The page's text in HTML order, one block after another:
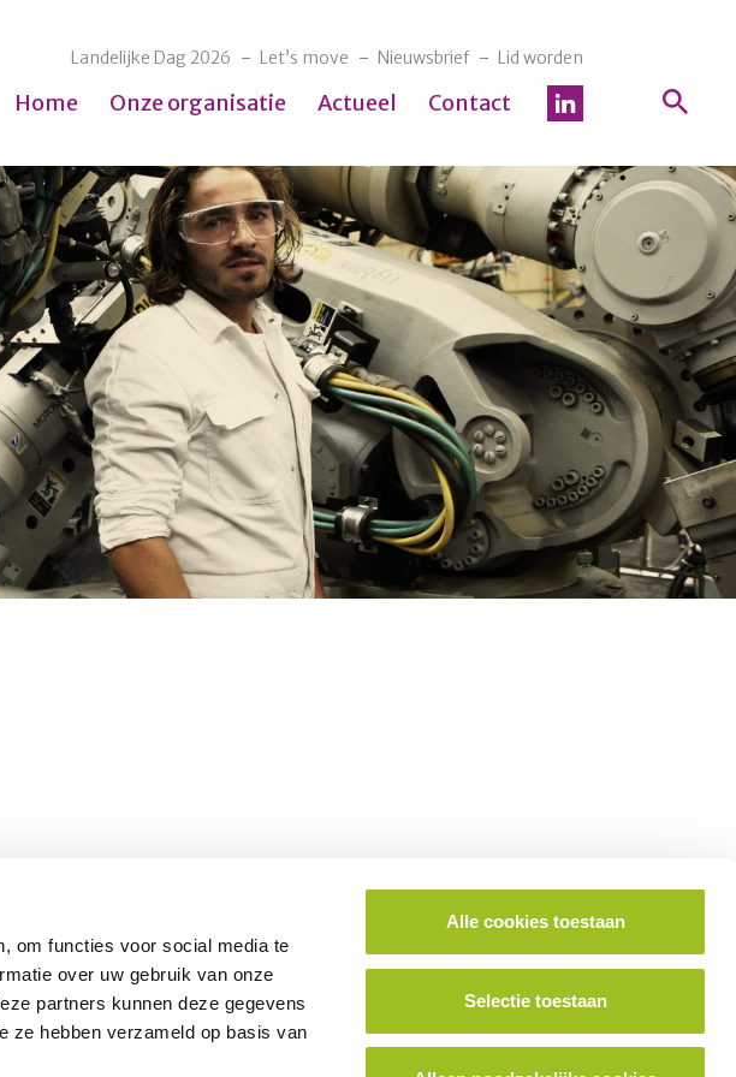
om functies voor social media te
over uw gebruik van onze
partners kunnen deze gegevens
ze hebben verzameld op basis van
Alle cookies toestaan
Selectie toestaan
Landelijke Dag 2026 Let’s move Nieuwsbrief Lid worden
Home Onze organisatie Actueel Contact
Ook lid worden van het platform?
School aanmelden